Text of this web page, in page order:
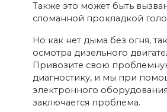
Также это может быть
сломанной прокладкой
Но как нет дыма без огня,
осмотра дизельного
Привозите свою
диагностику, и мы при
электронного
заключается проблема.